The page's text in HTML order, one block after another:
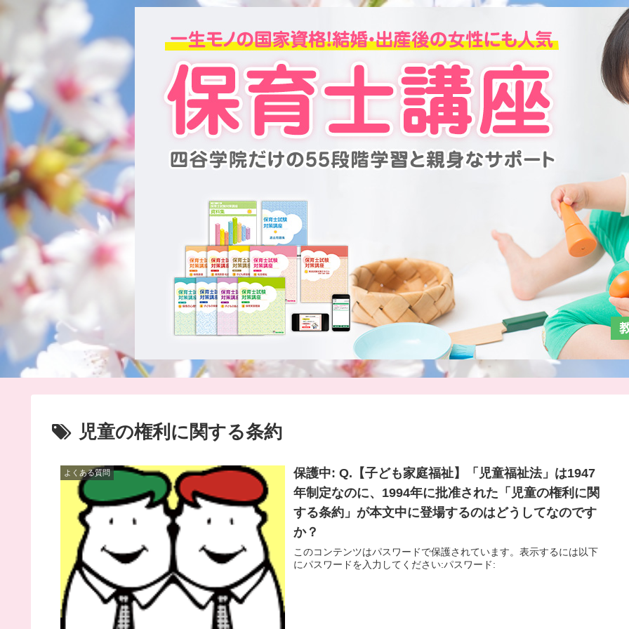
児童の権利に関する条約
よくある質問
保護中: Q.【子ども家庭福祉】「児童福祉法」は1947
年制定なのに、1994年に批准された「児童の権利に関
する条約」が本文中に登場するのはどうしてなのです
か？
このコンテンツはパスワードで保護されています。表示するには以下
にパスワードを入力してください:パスワード: